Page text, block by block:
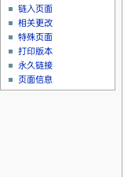
链入页面
相关更改
特殊页面
打印版本
永久链接
页面信息